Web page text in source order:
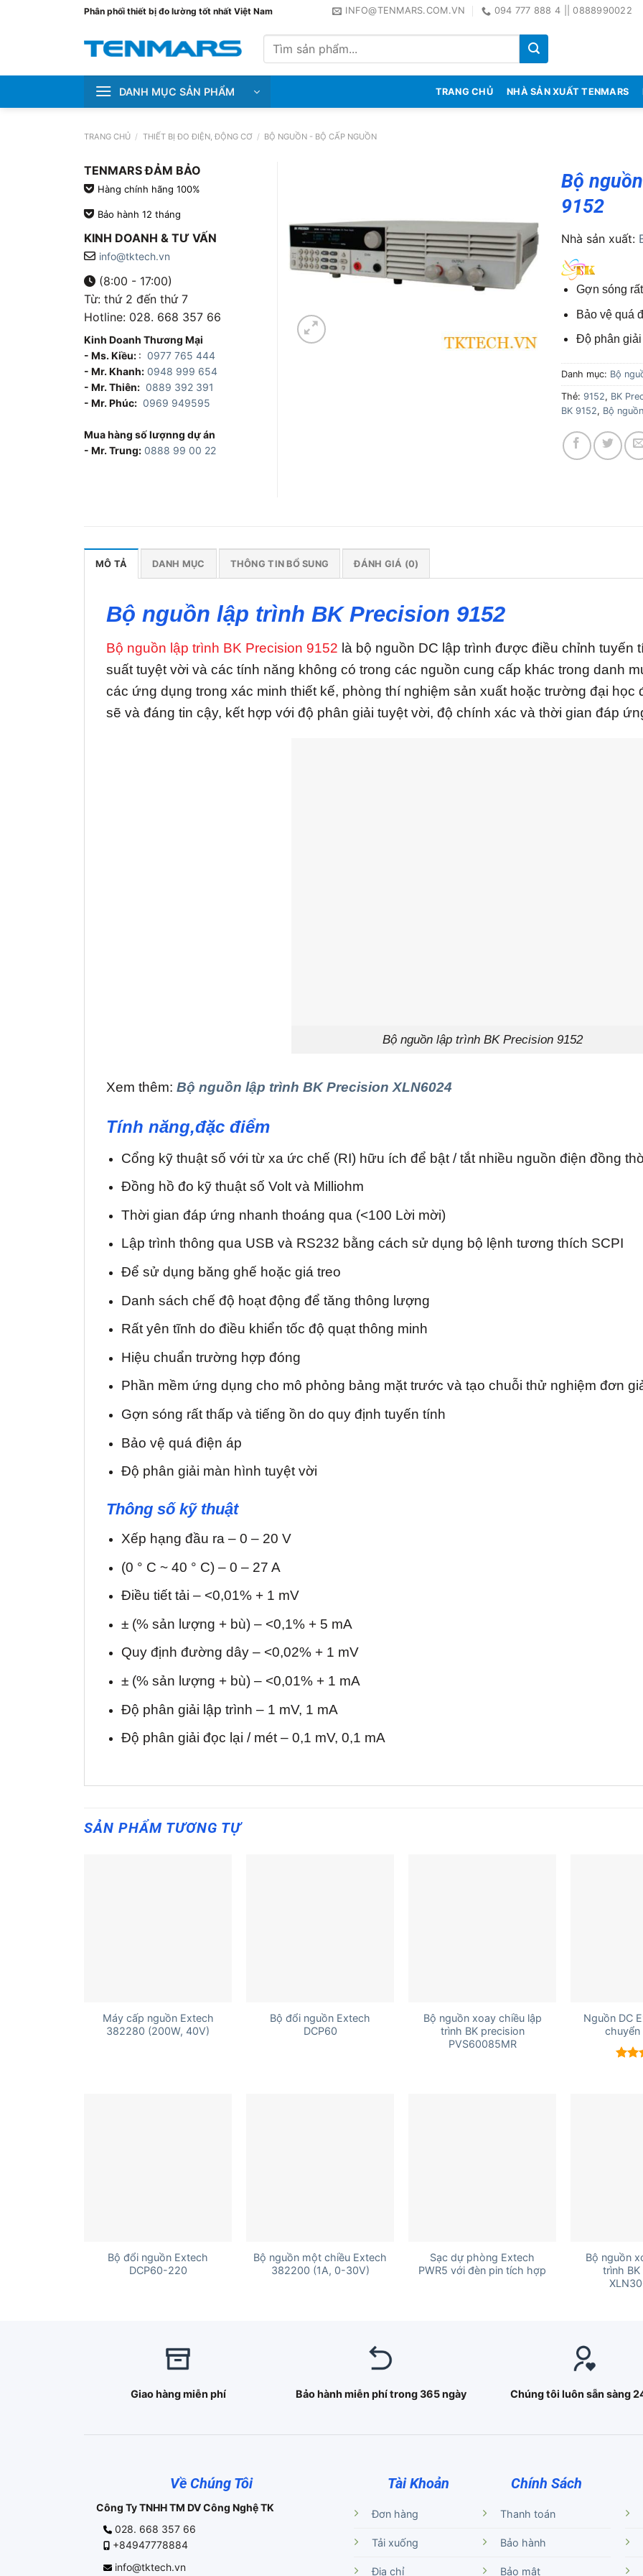
Phân phối thiết bị đo lường tốt nhất Việt Nam INFO@TENMARS.COM.VN 094 777 888 4 || 0888990022
kiếm:
DANH MỤC SẢN PHẨM TRANG CHỦ NHÀ SẢN XUẤT TENMARS
TRANG CHỦ / THIẾT BỊ ĐO ĐIỆN, ĐỘNG CƠ / BỘ NGUỒN - BỘ CẤP NGUỒN
Bộ
9152
Nhà sản xuất:
Gợn sóng
Bảo vệ quá
Độ phân
Danh mục: Bộ
Thẻ: 9152, BK
BK 9152, Bộ
TENMARS ĐẢM BẢO
Hàng chính hãng 100%
Bảo hành 12 tháng
KINH DOANH & TƯ VẤN
info@tktech.vn
(8:00 - 17:00)
Từ: thứ 2 đến thứ 7
Hotline: 028. 668 357 66
Kinh Doanh Thương Mại
- Ms. Kiều: : 0977 765 444
- Mr. Khanh: 0948 999 654
- Mr. Thiên: 0889 392 391
- Mr. Phúc: 0969 949595
Mua hàng số lượnng dự án
- Mr. Trung: 0888 99 00 22
MÔ TẢ DANH MỤC THÔNG TIN BỔ SUNG ĐÁNH GIÁ (0)
Bộ nguồn lập trình BK Precision 9152
Bộ nguồn lập trình BK Precision 9152 là bộ nguồn DC lập trình được điều chỉnh tuyến
suất tuyệt vời và các tính năng không có trong các nguồn cung cấp khác trong danh
các ứng dụng trong xác minh thiết kế, phòng thí nghiệm sản xuất hoặc trường đại
sẽ và đáng tin cậy, kết hợp với độ phân giải tuyệt vời, độ chính xác và thời gian đáp
Bộ nguồn lập trình BK Precision 9152
Xem thêm: Bộ nguồn lập trình BK Precision XLN6024
Tính năng,đặc điểm
Cổng kỹ thuật số với từ xa ức chế (RI) hữu ích để bật / tắt nhiều nguồn điện đồng
Đồng hồ đo kỹ thuật số Volt và Milliohm
Thời gian đáp ứng nhanh thoáng qua (<100 Lời mời)
Lập trình thông qua USB và RS232 bằng cách sử dụng bộ lệnh tương thích SCPI
Để sử dụng băng ghế hoặc giá treo
Danh sách chế độ hoạt động để tăng thông lượng
Rất yên tĩnh do điều khiển tốc độ quạt thông minh
Hiệu chuẩn trường hợp đóng
Phần mềm ứng dụng cho mô phỏng bảng mặt trước và tạo chuỗi thử nghiệm đơn
Gợn sóng rất thấp và tiếng ồn do quy định tuyến tính
Bảo vệ quá điện áp
Độ phân giải màn hình tuyệt vời
Thông số kỹ thuật
Xếp hạng đầu ra – 0 – 20 V
(0 ° C ~ 40 ° C) – 0 – 27 A
Điều tiết tải – <0,01% + 1 mV
± (% sản lượng + bù) – <0,1% + 5 mA
Quy định đường dây – <0,02% + 1 mV
± (% sản lượng + bù) – <0,01% + 1 mA
Độ phân giải lập trình – 1 mV, 1 mA
Độ phân giải đọc lại / mét – 0,1 mV, 0,1 mA
SẢN PHẨM TƯƠNG TỰ
Máy cấp nguồn Extech
382280 (200W, 40V)
Bộ đổi nguồn Extech
DCP60
Bộ nguồn xoay chiều lập
trình BK precision
PVS60085MR
Nguồn DC
Bộ đổi nguồn Extech
DCP60-220
Bộ nguồn một chiều Extech
382200 (1A, 0-30V)
Sạc dự phòng Extech
PWR5 với đèn pin tích hợp
Bộ nguồn
trình
Giao hàng miễn phí Bảo hành miễn phí trong 365 ngày Chúng tôi luôn sẵn sàng
Về Chúng Tôi
Công Ty TNHH TM DV Công Nghệ TK
028. 668 357 66
+84947778884
info@tktech.vn
Tài Khoản
Đơn hàng
Tải xuống
Địa chỉ
Chính Sách
Thanh toán
Bảo hành
Bảo mật